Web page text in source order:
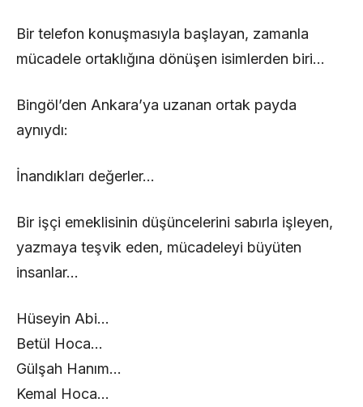
Bir telefon konuşmasıyla başlayan, zamanla
mücadele ortaklığına dönüşen isimlerden biri…
Bingöl’den Ankara’ya uzanan ortak payda
aynıydı:
İnandıkları değerler…
Bir işçi emeklisinin düşüncelerini sabırla işleyen,
yazmaya teşvik eden, mücadeleyi büyüten
insanlar…
Hüseyin Abi…
Betül Hoca…
Gülşah Hanım…
Kemal Hoca…